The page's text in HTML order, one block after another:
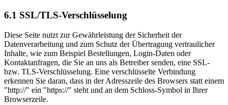
6.1 SSL/TLS-Verschlüsselung
Diese Seite nutzt zur Gewährleistung der Sicherheit der
Datenverarbeitung und zum Schutz der Übertragung vertraulicher
Inhalte, wie zum Beispiel Bestellungen, Login-Daten oder
Kontaktanfragen, die Sie an uns als Betreiber senden, eine SSL-
bzw. TLS-Verschlüsselung. Eine verschlüsselte Verbindung
erkennen Sie daran, dass in der Adresszeile des Browsers statt einem
"http://" ein "https://" steht und an dem Schloss-Symbol in Ihrer
Browserzeile.